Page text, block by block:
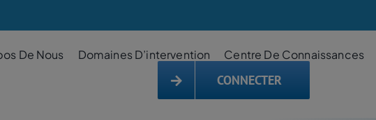
De Nous Domaines D’intervention Centre De Connaissances
CONNECTER